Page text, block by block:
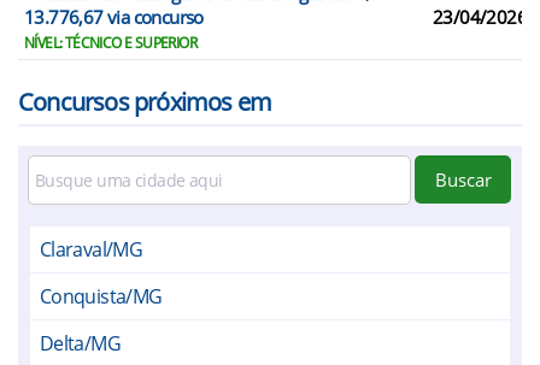
13.776,67 via concurso
NÍVEL: TÉCNICO E SUPERIOR
23/04/2026
Concursos próximos em
Buscar
Claraval/MG
Conquista/MG
Delta/MG